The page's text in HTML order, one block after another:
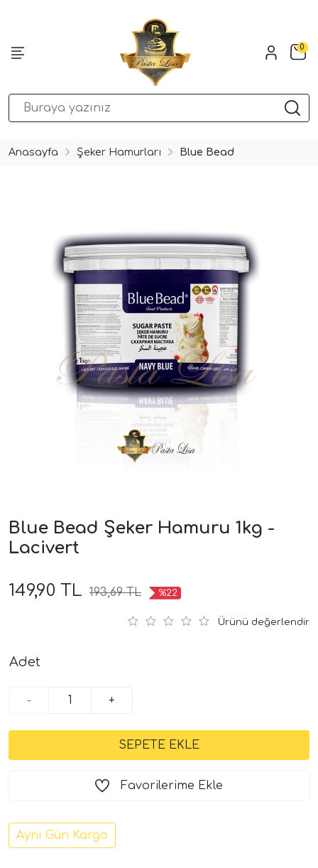
0
Anasayfa Şeker Hamurları Blue Bead
Blue Bead Şeker Hamuru 1kg -
Lacivert
149,90 TL 193,69 TL %22
Ürünü değerlendir
Adet
- +
Favorilerime Ekle
Aynı Gün Kargo